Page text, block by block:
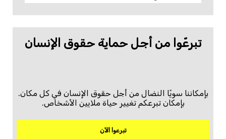
تبرعّوا من أجل حماية حقوق الإنسان
بإمكاننا سويًا النضال من أجل حقوق الإنسان في كل مكان.
بإمكان تبرعكم تغيير حياة ملايين الأشخاص.
تبرعوا الآن